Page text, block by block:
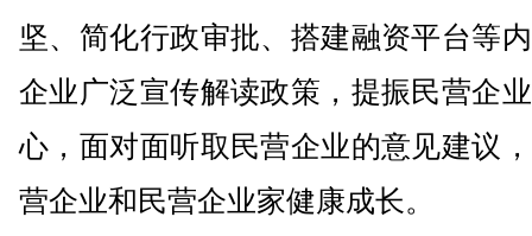
坚、简化行政审批、搭建融资平台等
企业广泛宣传解读政策，提振民营企
心，面对面听取民营企业的意见建议
营企业和民营企业家健康成长。